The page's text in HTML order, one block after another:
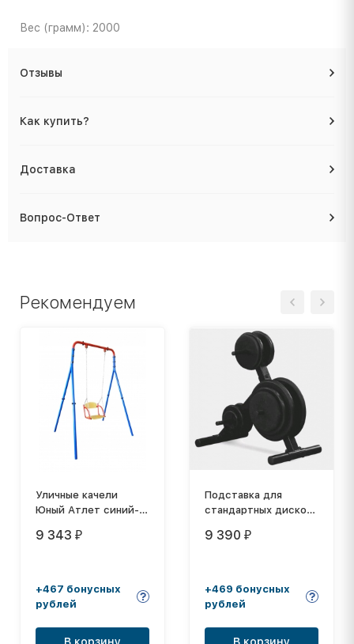
Вес (грамм): 2000
Отзывы
Как купить?
Доставка
Вопрос-Ответ
Рекомендуем
Уличные качели
Юный Атлет синий-
9 343 ₽
+467 бонусных
рублей
В корзину
Подставка для
стандартных дисков
9 390 ₽
+469 бонусных
рублей
В корзину